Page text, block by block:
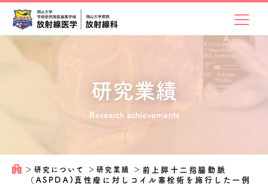
研究業績
Research achievements
＞ 研究について ＞研究業績 ＞ 前上膵十二指腸動脈
（ASPDA)真性瘤に対しコイル塞栓術を施行した一例